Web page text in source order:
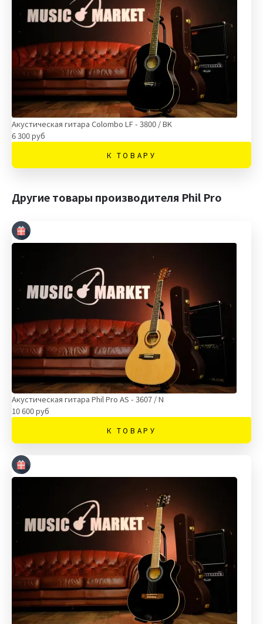
Акустическая гитара Сolombo LF - 3800 / BK
6 300 руб
К ТОВАРУ
Другие товары производителя Phil Pro
Акустическая гитара Phil Pro AS - 3607 / N
10 600 руб
К ТОВАРУ